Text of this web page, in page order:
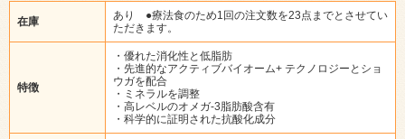
在庫
あり ●療法食のため1回の注文数を23点までとさせてい
ただきます。
特徴
・優れた消化性と低脂肪
・先進的なアクティブバイオーム+ テクノロジーとショ
ウガを配合
・ミネラルを調整
・高レベルのオメガ-3脂肪酸含有
・科学的に証明された抗酸化成分